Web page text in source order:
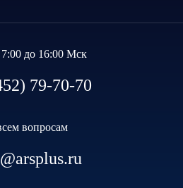
до 16:00 Мск
79-70-70
вопросам